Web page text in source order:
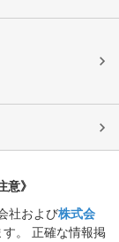
意》
社および株式会
。 正確な情報掲